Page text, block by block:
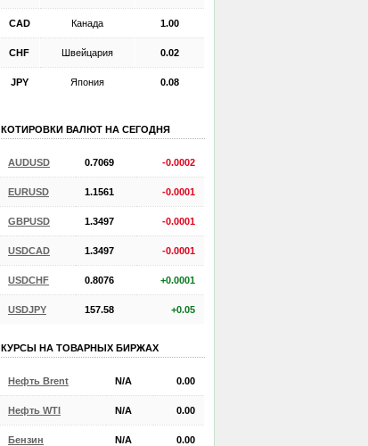
CAD Канада 1.00
CHF Швейцария 0.02
JPY Япония 0.08
КОТИРОВКИ ВАЛЮТ НА СЕГОДНЯ
AUDUSD 0.7069 -0.0002
EURUSD 1.1561 -0.0001
GBPUSD 1.3497 -0.0001
USDCAD 1.3497 -0.0001
USDCHF 0.8076 +0.0001
USDJPY 157.58 +0.05
КУРСЫ НА ТОВАРНЫХ БИРЖАХ
Нефть Brent N/A 0.00
Нефть WTI N/A 0.00
Бензин N/A 0.00